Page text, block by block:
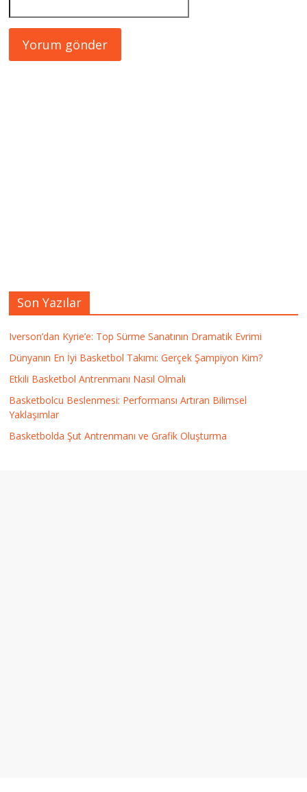
Son Yazılar
Iverson’dan Kyrie’e: Top Sürme Sanatının Dramatik Evrimi
Dünyanın En İyi Basketbol Takımı: Gerçek Şampiyon Kim?
Etkili Basketbol Antrenmanı Nasıl Olmalı
Basketbolcu Beslenmesi: Performansı Artıran Bilimsel
Yaklaşımlar
Basketbolda Şut Antrenmanı ve Grafik Oluşturma